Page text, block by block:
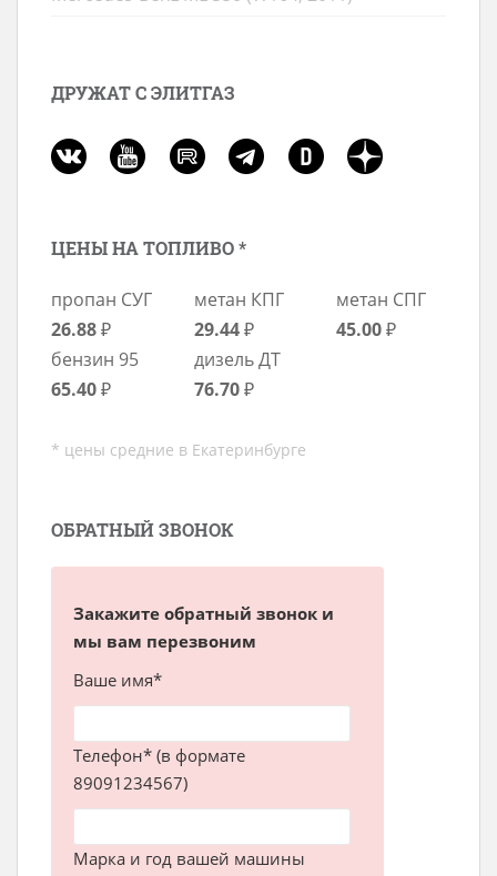
ДРУЖАТ С ЭЛИТГАЗ
ЦЕНЫ НА ТОПЛИВО *
пропан СУГ
26.88₽
метан КПГ
29.44₽
метан СПГ
45.00₽
бензин 95
65.40₽
дизель ДТ
76.70₽
* цены средние в Екатеринбурге
ОБРАТНЫЙ ЗВОНОК
Закажите обратный звонок и
мы вам перезвоним
Ваше имя*
Телефон* (в формате
89091234567)
Марка и год вашей машины